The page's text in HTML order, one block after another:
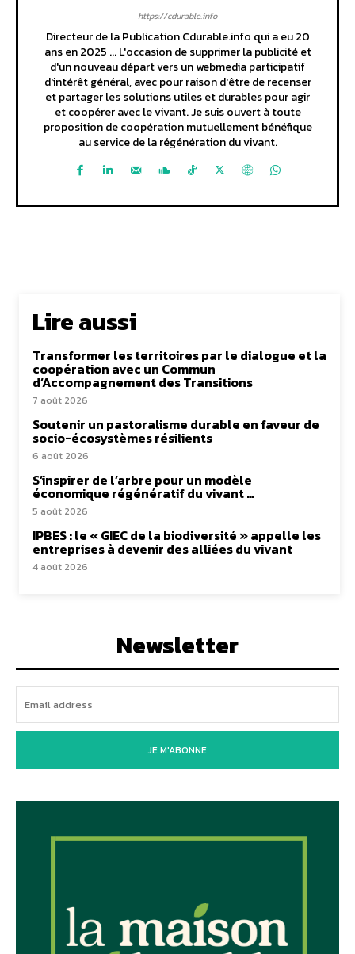
https://cdurable.info
Directeur de la Publication Cdurable.info qui a eu 20
ans en 2025 ... L'occasion de supprimer la publicité et
d'un nouveau départ vers un webmedia participatif
d'intérêt général, avec pour raison d'être de recenser
et partager les solutions utiles et durables pour agir
et coopérer avec le vivant. Je suis ouvert à toute
proposition de coopération mutuellement bénéfique
au service de la régénération du vivant.
Lire aussi
Transformer les territoires par le dialogue et la
coopération avec un Commun
d’Accompagnement des Transitions
7 août 2026
Soutenir un pastoralisme durable en faveur de
socio-écosystèmes résilients
6 août 2026
S’inspirer de l’arbre pour un modèle
économique régénératif du vivant …
5 août 2026
IPBES : le « GIEC de la biodiversité » appelle les
entreprises à devenir des alliées du vivant
4 août 2026
Newsletter
JE M'ABONNE